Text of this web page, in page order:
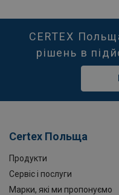
CERTEX
рішень в
Certex Польща
Продукти
Сервіс і послуги
Марки, які ми пропонуємо